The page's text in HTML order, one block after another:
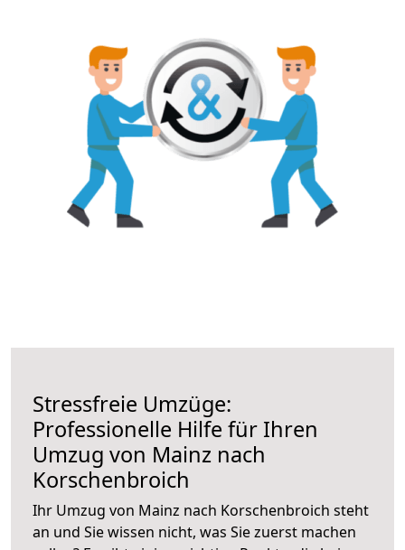
Stressfreie Umzüge:
Professionelle Hilfe für Ihren
Umzug von Mainz nach
Korschenbroich
Ihr Umzug von Mainz nach Korschenbroich steht
an und Sie wissen nicht, was Sie zuerst machen